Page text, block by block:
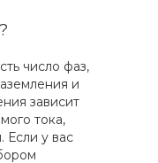
число фаз,
и
зависит
тока,
у вас